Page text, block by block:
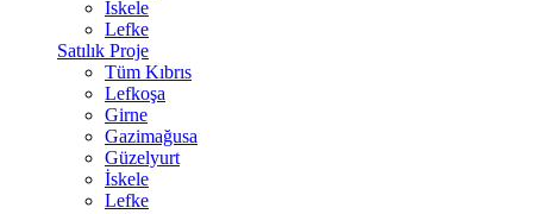
İskele
Lefke
Satılık Proje
Tüm Kıbrıs
Lefkoşa
Girne
Gazimağusa
Güzelyurt
İskele
Lefke